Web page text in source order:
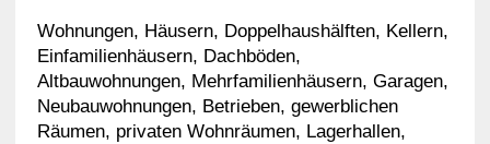
Wohnungen, Häusern, Doppelhaushälften, Kellern,
Einfamilienhäusern, Dachböden,
Altbauwohnungen, Mehrfamilienhäusern, Garagen,
Neubauwohnungen, Betrieben, gewerblichen
Räumen, privaten Wohnräumen, Lagerhallen,